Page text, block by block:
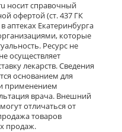
носит справочный
офертой (ст. 437 ГК
аптеках Екатеринбурга
которые
Ресурс не
осуществляет
лекарств. Сведения
основанием для
применением
врача. Внешний
отличаться от
товаров
продаж.